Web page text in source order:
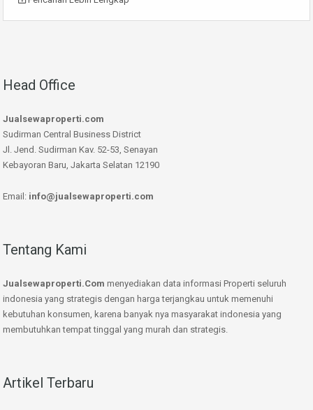
Head Office
Jualsewaproperti.com
Sudirman Central Business District
Jl. Jend. Sudirman Kav. 52-53, Senayan
Kebayoran Baru, Jakarta Selatan 12190
Email: info@jualsewaproperti.com
Tentang Kami
Jualsewaproperti.Com menyediakan data informasi Properti seluruh
indonesia yang strategis dengan harga terjangkau untuk memenuhi
kebutuhan konsumen, karena banyak nya masyarakat indonesia yang
membutuhkan tempat tinggal yang murah dan strategis.
Artikel Terbaru